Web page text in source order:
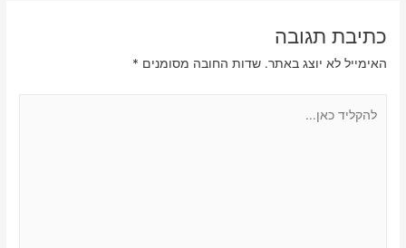
כתיבת תגובה
האימייל לא יוצג באתר. שדות החובה מסומנים *